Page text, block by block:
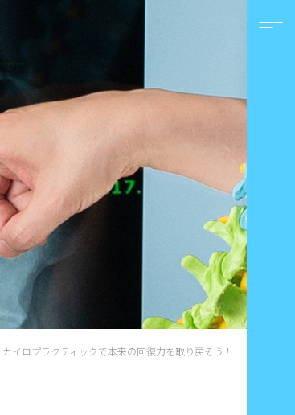
イロプラクティックで本来の回復力を取り戻そう！